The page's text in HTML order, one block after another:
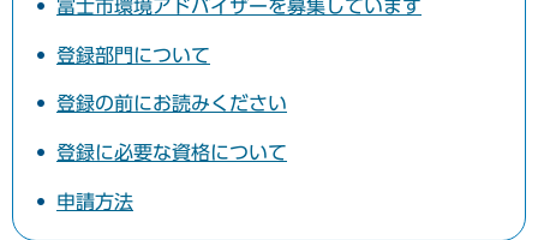
富士市環境アドバイザーを募集しています
登録部門について
登録の前にお読みください
登録に必要な資格について
申請方法